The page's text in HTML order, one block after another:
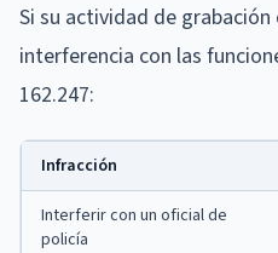
Si su actividad de grabación
interferencia con las
162.247:
Infracción
Interferir con un oficial de
policía